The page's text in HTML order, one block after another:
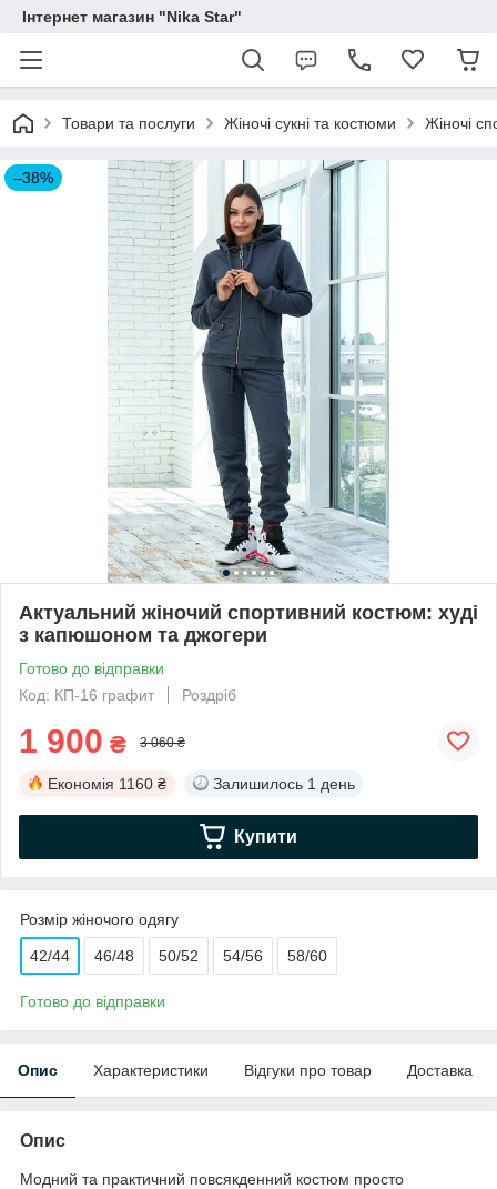
Інтернет магазин "Nika Star"
Товари та послуги Жіночі сукні та костюми Жіночі
–38%
Актуальний жіночий спортивний костюм: худі
з капюшоном та джогери
Готово до відправки
Код: КП-16 графит
Роздріб
1 900 ₴ 3 060 ₴
Економія 1160 ₴ Залишилось 1 день
Купити
Розмір жіночого одягу
42/44 46/48 50/52 54/56 58/60
Готово до відправки
Опис Характеристики Відгуки про товар Доставка
Опис
Модний та практичний повсякденний костюм просто